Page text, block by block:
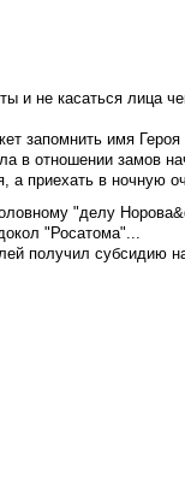
и не касаться лица
запомнить имя
отношении замов
приехать в ночную
"делу
"Росатома"...
получил субсидию